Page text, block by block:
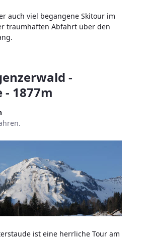
auch viel begangene Skitour im
traumhaften Abfahrt über den
-
1877m
ist eine herrliche Tour am